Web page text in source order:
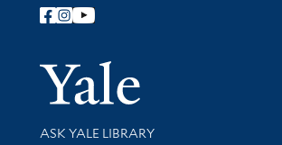
Follow Yale Library
Yale
Library Services
ASK YALE LIBRARY